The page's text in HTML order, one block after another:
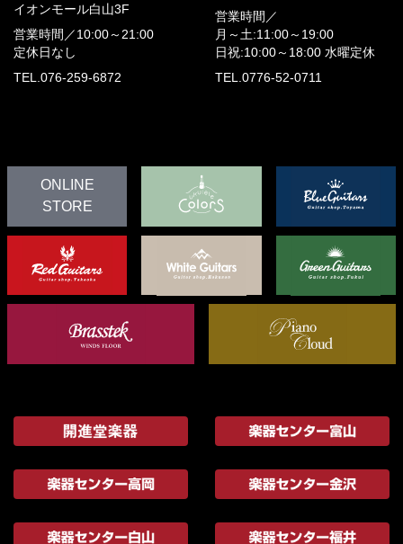
イオンモール白山3F
営業時間／ 10:00～21:00
定休日なし
TEL.076-259-6872
営業時間／
月～土:11:00～19:00
日祝:10:00～18:00 水曜定休
TEL.0776-52-0711
ONLINE
STORE